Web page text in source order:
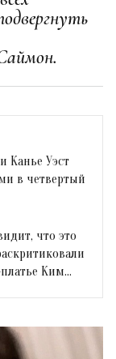
Канье Уэст
в четвертый
что это
Ким